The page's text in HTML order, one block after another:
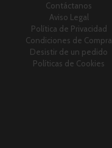
Contáctanos
Aviso Legal
Política de Privacidad
Condiciones de Compra
Desistir de un pedido
Políticas de Cookies